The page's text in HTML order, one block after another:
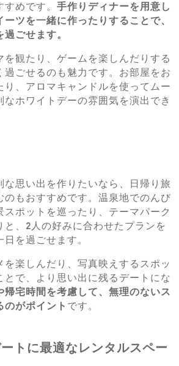
めです。 手作りディナーを用意し
ツを一緒に作ったりすることで、
ごせます。
を観たり、ゲームを楽しんだりする
過ごせるのも魅力です。お部屋をお
り、アロマキャンドルを使ってムー
なホワイトデーの雰囲気を演出でき
な思い出を作りたいなら、日帰り旅
のもおすすめです。温泉地でのんび
スポットを巡ったり、テーマパーク
と、2人の好みに合わせたプランを
を過ごせます。
を楽しんだり、写真映えするスポッ
とで、より思い出に残るデートにな
帰宅時間を考慮して、無理のないス
のがポイント です。
トに最適なレンタルスペー